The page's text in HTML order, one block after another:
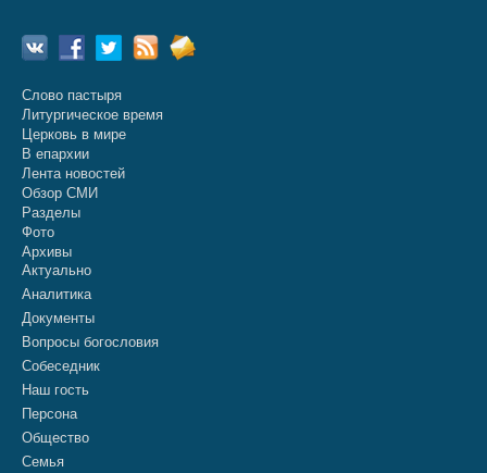
Слово пастыря
Литургическое время
Церковь в мире
В епархии
Лента новостей
Обзор СМИ
Разделы
Фото
Архивы
Актуально
Аналитика
Документы
Вопросы богословия
Собеседник
Наш гость
Персона
Общество
Семья